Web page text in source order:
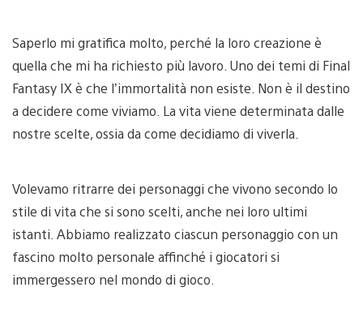
Saperlo mi gratifica molto, perché la loro creazione è
quella che mi ha richiesto più lavoro. Uno dei temi di Final
Fantasy IX è che l’immortalità non esiste. Non è il destino
a decidere come viviamo. La vita viene determinata dalle
nostre scelte, ossia da come decidiamo di viverla.
Volevamo ritrarre dei personaggi che vivono secondo lo
stile di vita che si sono scelti, anche nei loro ultimi
istanti. Abbiamo realizzato ciascun personaggio con un
fascino molto personale affinché i giocatori si
immergessero nel mondo di gioco.